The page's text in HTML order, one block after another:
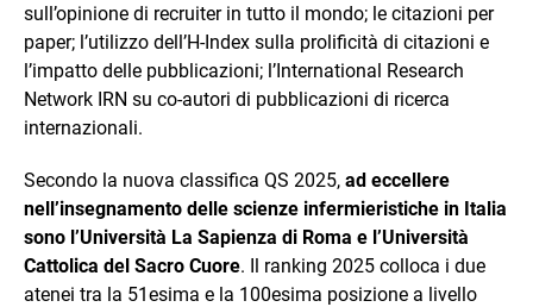
sull’opinione di recruiter in tutto il mondo; le citazioni per
paper; l’utilizzo dell’H-Index sulla prolificità di citazioni e
l’impatto delle pubblicazioni; l’International Research
Network IRN su co-autori di pubblicazioni di ricerca
internazionali.
Secondo la nuova classifica QS 2025, ad eccellere
nell’insegnamento delle scienze infermieristiche in Italia
sono l’Università La Sapienza di Roma e l’Università
Cattolica del Sacro Cuore. Il ranking 2025 colloca i due
atenei tra la 51esima e la 100esima posizione a livello